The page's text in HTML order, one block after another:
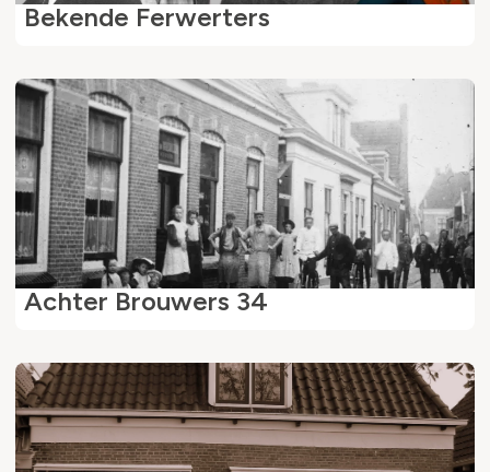
Bekende Ferwerters
Achter Brouwers 34